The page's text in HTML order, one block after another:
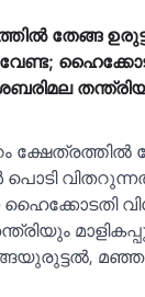
തേങ്ങ
ക്ഷേത്രത്തില്‍
ഹൈക്കോടതി